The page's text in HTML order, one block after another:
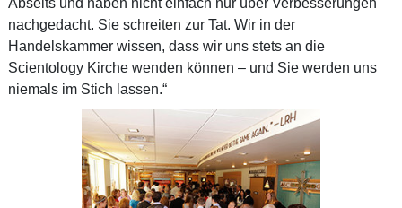
Abseits und haben nicht einfach nur über Verbesserungen
nachgedacht. Sie schreiten zur Tat. Wir in der
Handelskammer wissen, dass wir uns stets an die
Scientology Kirche wenden können – und Sie werden uns
niemals im Stich lassen.“